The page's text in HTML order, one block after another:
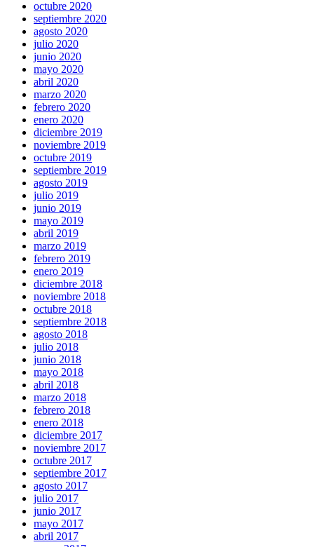
octubre 2020
septiembre 2020
agosto 2020
julio 2020
junio 2020
mayo 2020
abril 2020
marzo 2020
febrero 2020
enero 2020
diciembre 2019
noviembre 2019
octubre 2019
septiembre 2019
agosto 2019
julio 2019
junio 2019
mayo 2019
abril 2019
marzo 2019
febrero 2019
enero 2019
diciembre 2018
noviembre 2018
octubre 2018
septiembre 2018
agosto 2018
julio 2018
junio 2018
mayo 2018
abril 2018
marzo 2018
febrero 2018
enero 2018
diciembre 2017
noviembre 2017
octubre 2017
septiembre 2017
agosto 2017
julio 2017
junio 2017
mayo 2017
abril 2017